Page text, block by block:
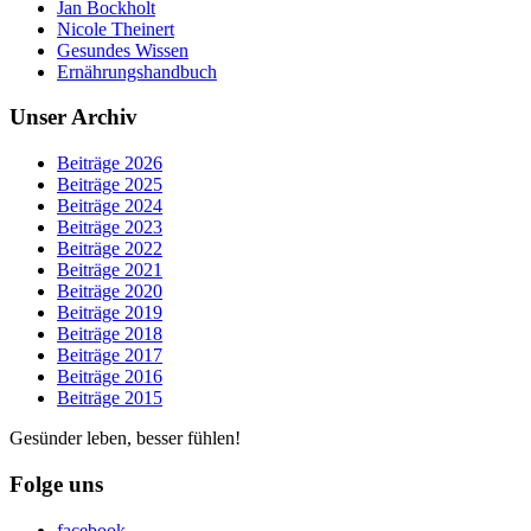
Jan Bockholt
Nicole Theinert
Gesundes Wissen
Ernährungshandbuch
Unser Archiv
Beiträge 2026
Beiträge 2025
Beiträge 2024
Beiträge 2023
Beiträge 2022
Beiträge 2021
Beiträge 2020
Beiträge 2019
Beiträge 2018
Beiträge 2017
Beiträge 2016
Beiträge 2015
Gesünder leben, besser fühlen!
Folge uns